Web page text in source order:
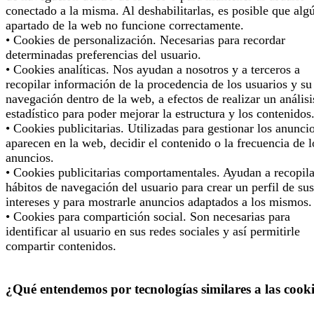
conectado a la misma. Al deshabilitarlas, es posible que
apartado de la web no funcione correctamente.
• Cookies de personalización. Necesarias para recordar
determinadas preferencias del usuario.
• Cookies analíticas. Nos ayudan a nosotros y a terceros a
recopilar información de la procedencia de los usuarios y su
navegación dentro de la web, a efectos de realizar un
estadístico para poder mejorar la estructura y los contenidos.
• Cookies publicitarias. Utilizadas para gestionar los
aparecen en la web, decidir el contenido o la frecuencia de
anuncios.
• Cookies publicitarias comportamentales. Ayudan a
hábitos de navegación del usuario para crear un perfil de sus
intereses y para mostrarle anuncios adaptados a los mismos.
• Cookies para compartición social. Son necesarias para
identificar al usuario en sus redes sociales y así permitirle
compartir contenidos.
¿Qué entendemos por tecnologías similares a las